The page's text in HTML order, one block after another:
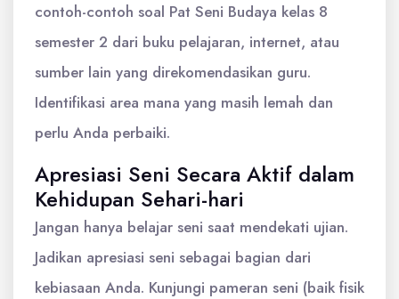
contoh-contoh soal Pat Seni Budaya kelas 8
semester 2 dari buku pelajaran, internet, atau
sumber lain yang direkomendasikan guru.
Identifikasi area mana yang masih lemah dan
perlu Anda perbaiki.
Apresiasi Seni Secara Aktif dalam
Kehidupan Sehari-hari
Jangan hanya belajar seni saat mendekati ujian.
Jadikan apresiasi seni sebagai bagian dari
kebiasaan Anda. Kunjungi pameran seni (baik fisik